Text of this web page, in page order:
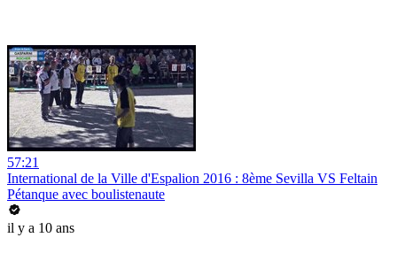
57:21
International de la Ville d'Espalion 2016 : 8ème Sevilla VS Feltain
Pétanque avec boulistenaute
il y a 10 ans